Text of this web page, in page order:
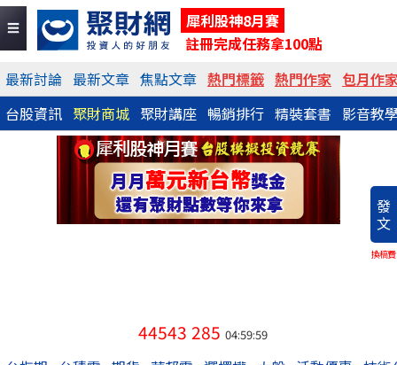
犀利股神8月賽
註冊完成任務拿100點
最新討論 最新文章 焦點文章 熱門標籤 熱門作家 包月作
台股資訊 聚財商城 聚財講座 暢銷排行 精裝套書 影音教
發
文
換稿費
44543 285 04:59:59